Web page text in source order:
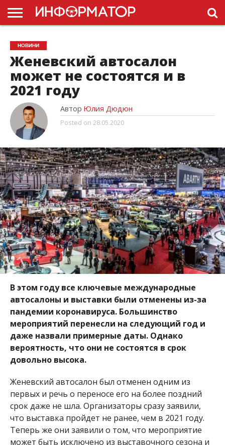
ГОЛОВНА
НОВИНИ
ПДР
УКРАЇНИ
РЕКЛАМА
ПРОЕКТЫ
НОВИНИ
Женевский автосалон
может не состоятся и в
2021 году
Автор Юлия Дюдюн
Posted on 28.05.2020
В этом году все ключевые международные
автосалоны и выставки были отменены из-за
пандемии коронавируса. Большинство
мероприятий перенесли на следующий год и
даже назвали примерные даты. Однако
вероятность, что они не состоятся в срок
довольно высока.
Женевский автосалон был отменен одним из
первых и речь о переносе его на более поздний
срок даже не шла. Организаторы сразу заявили,
что выставка пройдет не ранее, чем в 2021 году.
Теперь же они заявили о том, что мероприятие
может быть исключено из выставочного сезона и